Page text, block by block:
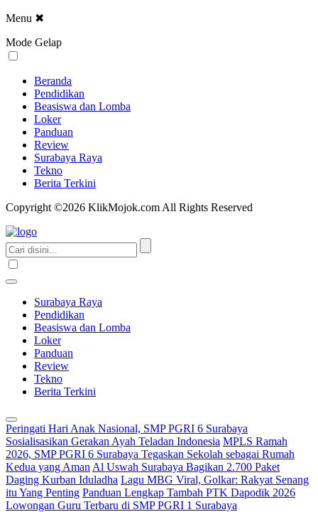
Menu ✖
Mode Gelap
Beranda
Pendidikan
Beasiswa dan Lomba
Loker
Panduan
Review
Surabaya Raya
Tekno
Berita Terkini
Copyright ©2026 KlikMojok.com All Rights Reserved
Surabaya Raya
Pendidikan
Beasiswa dan Lomba
Loker
Panduan
Review
Tekno
Berita Terkini
Peringati Hari Anak Nasional, SMP PGRI 6 Surabaya
Sosialisasikan Gerakan Ayah Teladan Indonesia MPLS Ramah
2026, SMP PGRI 6 Surabaya Tegaskan Sekolah sebagai Rumah
Kedua yang Aman Al Uswah Surabaya Bagikan 2.700 Paket
Daging Kurban Iduladha Lagu MBG Viral, Golkar: Rakyat Senang
itu Yang Penting Panduan Lengkap Tambah PTK Dapodik 2026
Lowongan Guru Terbaru di SMP PGRI 1 Surabaya